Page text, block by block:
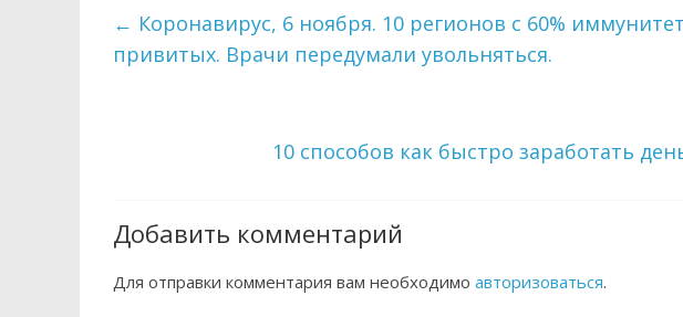
← Коронавирус, 6 ноября. 10 регионов с 60%
привитых. Врачи передумали увольняться.
10 способов как быстро заработать
Добавить комментарий
Для отправки комментария вам необходимо авторизоваться.